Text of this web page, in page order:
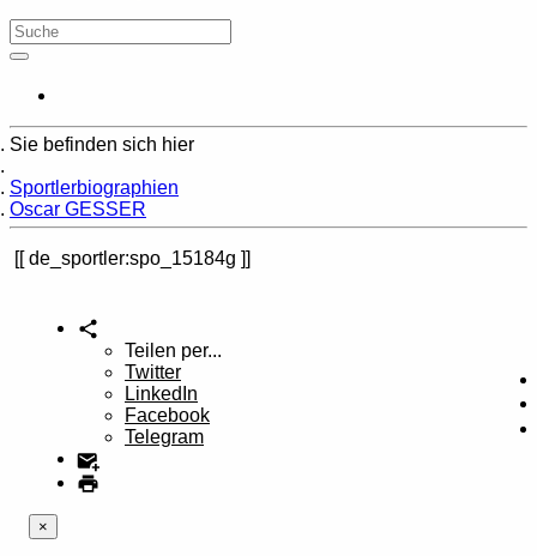
Sie befinden sich hier
Sportlerbiographien
Oscar GESSER
de_sportler:spo_15184g
Teilen per...
Twitter
LinkedIn
Facebook
Telegram
×